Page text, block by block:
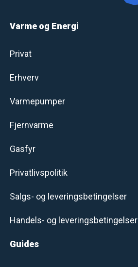
Varme og Energi
Privat
Erhverv
Varmepumper
Fjernvarme
Gasfyr
Privatlivspolitik
Salgs- og leveringsbetingelser
Handels- og leveringsbetingelser
Guides